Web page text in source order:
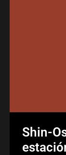
Shin-